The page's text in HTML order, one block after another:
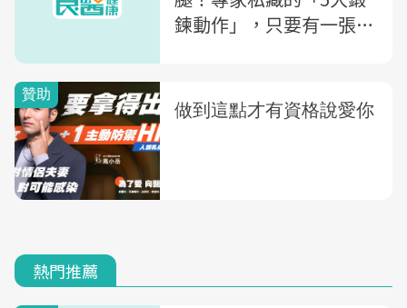
鍊動作」，只要有一張椅
熱門推薦